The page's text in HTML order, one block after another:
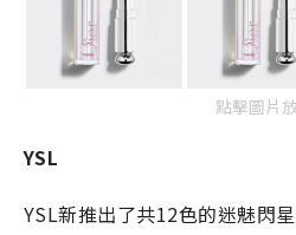
點擊圖片
YSL
YSL新推出了共12色的迷魅閃